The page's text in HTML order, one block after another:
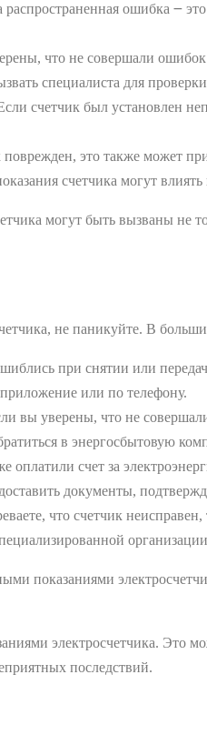
ошибка ౼
что не совершали ошибок
специалиста для
счетчик был установлен
поврежден, это также может
счетчика могут
могут быть вызваны
не паникуйте. В
при снятии или
или по телефону.
вы уверены, что не
в энергосбытовую
оплатили счет за
документы,
что счетчик
показаниями
электросчетчика. Это
последствий.